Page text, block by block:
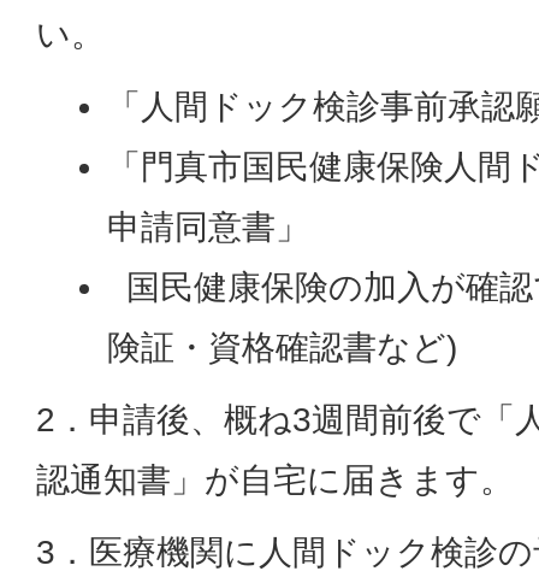
い。
「人間ドック検診事前承認
「門真市国民健康保険人間
申請同意書」
国民健康保険の加入が確
険証・資格確認書など)
2．申請後、概ね3週間前後で「
認通知書」が自宅に届きます。
3．医療機関に人間ドック検診